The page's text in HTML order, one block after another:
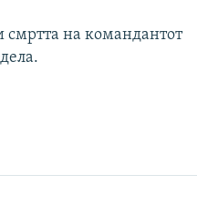
смртта на командантот